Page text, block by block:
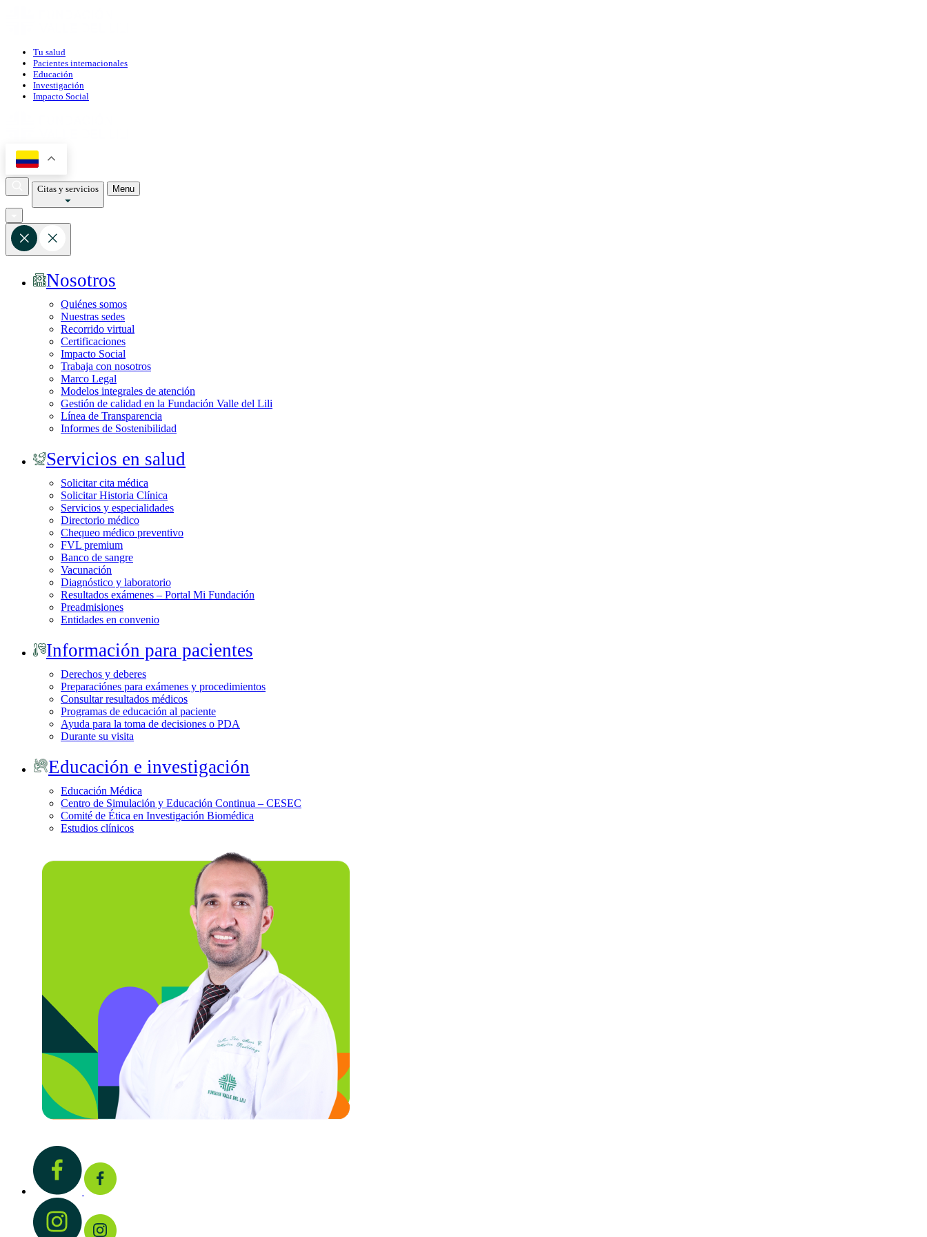
Tu salud
Pacientes internacionales
Educación
Investigación
Impacto Social
Citas y servicios Menu
Nosotros
Quiénes somos
Nuestras sedes
Recorrido virtual
Certificaciones
Impacto Social
Trabaja con nosotros
Marco Legal
Modelos integrales de atención
Gestión de calidad en la Fundación Valle del Lili
Línea de Transparencia
Informes de Sostenibilidad
Servicios en salud
Solicitar cita médica
Solicitar Historia Clínica
Servicios y especialidades
Directorio médico
Chequeo médico preventivo
FVL premium
Banco de sangre
Vacunación
Diagnóstico y laboratorio
Resultados exámenes – Portal Mi Fundación
Preadmisiones
Entidades en convenio
Información para pacientes
Derechos y deberes
Preparaciónes para exámenes y procedimientos
Consultar resultados médicos
Programas de educación al paciente
Ayuda para la toma de decisiones o PDA
Durante su visita
Educación e investigación
Educación Médica
Centro de Simulación y Educación Continua – CESEC
Comité de Ética en Investigación Biomédica
Estudios clínicos